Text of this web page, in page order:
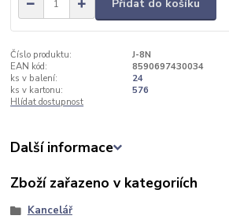
Přidat do košíku
Číslo produktu:
J-8N
EAN kód:
8590697430034
ks v balení:
24
ks v kartonu:
576
Hlídat dostupnost
Další informace
Zboží zařazeno v kategoriích
Kancelář